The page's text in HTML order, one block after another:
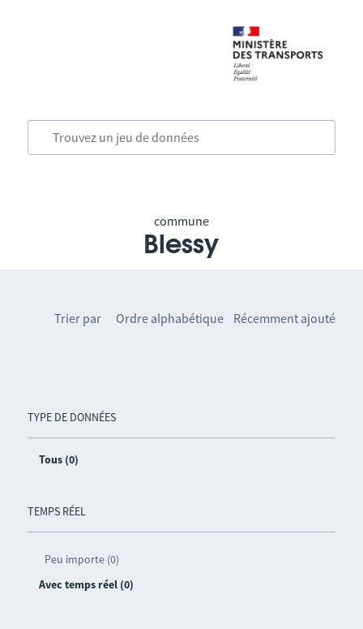
commune
Blessy
TYPE DE DONNÉES
Tous (0)
TEMPS RÉEL
Peu importe (0)
Avec temps réel (0)
Trier par Ordre alphabétique Récemment ajouté